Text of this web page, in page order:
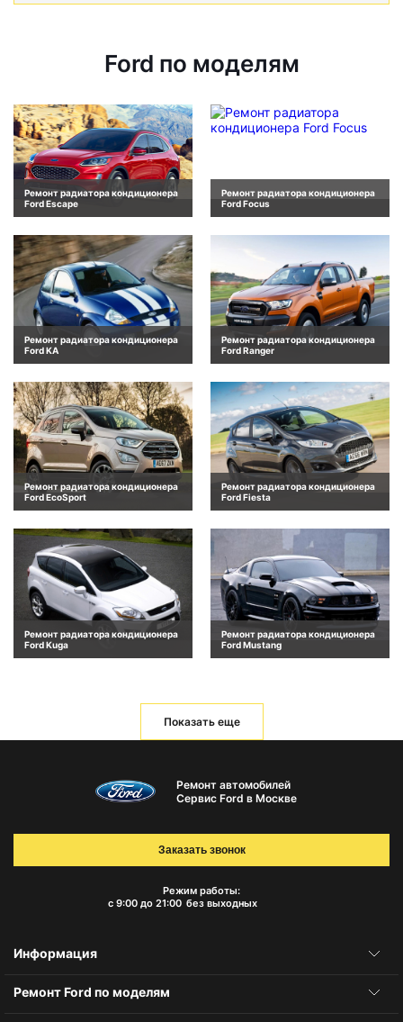
Ford по моделям
Ремонт радиатора кондиционера
Ford Escape
Ремонт радиатора кондиционера
Ford Focus
Ремонт радиатора кондиционера
Ford KA
Ремонт радиатора кондиционера
Ford Ranger
Ремонт радиатора кондиционера
Ford EcoSport
Ремонт радиатора кондиционера
Ford Fiesta
Ремонт радиатора кондиционера
Ford Kuga
Ремонт радиатора кондиционера
Ford Mustang
Показать еще
Ремонт автомобилей
Сервис Ford в Москве
Режим работы:
с 9:00 до 21:00 без выходных
Заказать звонок
Информация
Ремонт Ford по моделям